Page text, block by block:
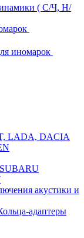
( С/Ч, Н/
иномарок
LADA, DACIA
акустики и
адаптеры